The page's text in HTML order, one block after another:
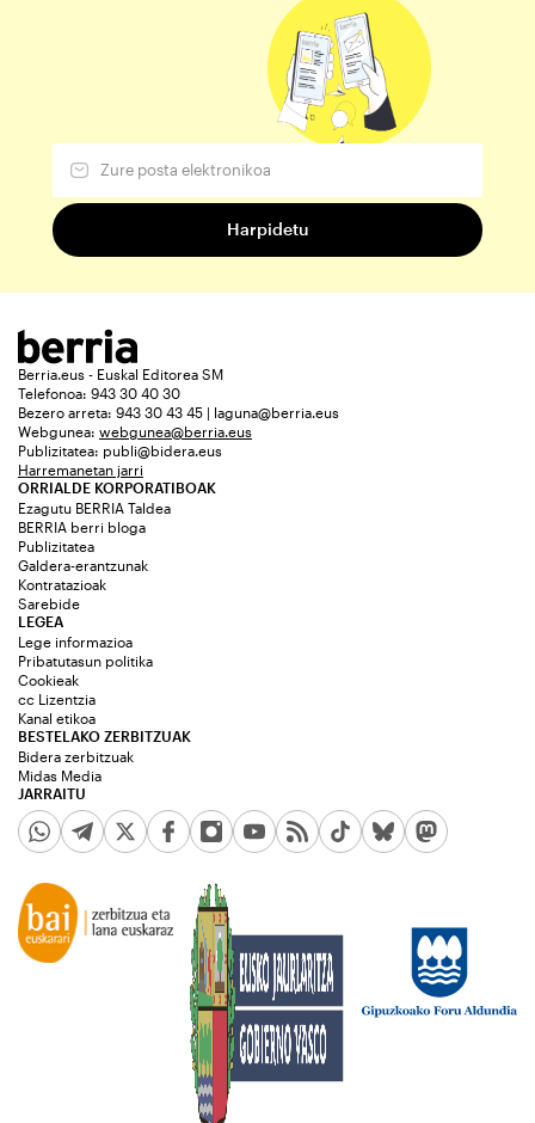
Berria.eus - Euskal Editorea SM
Telefonoa: 943 30 40 30
Bezero arreta: 943 30 43 45 | laguna@berria.eus
Webgunea: webgunea@berria.eus
Publizitatea: publi@bidera.eus
Harremanetan jarri
ORRIALDE KORPORATIBOAK
Ezagutu BERRIA Taldea
BERRIA berri bloga
Publizitatea
Galdera-erantzunak
Kontratazioak
Sarebide
JARRAITU
LEGEA
Lege informazioa
Pribatutasun politika
Cookieak
cc Lizentzia
Kanal etikoa
BESTELAKO ZERBITZUAK
Bidera zerbitzuak
Midas Media